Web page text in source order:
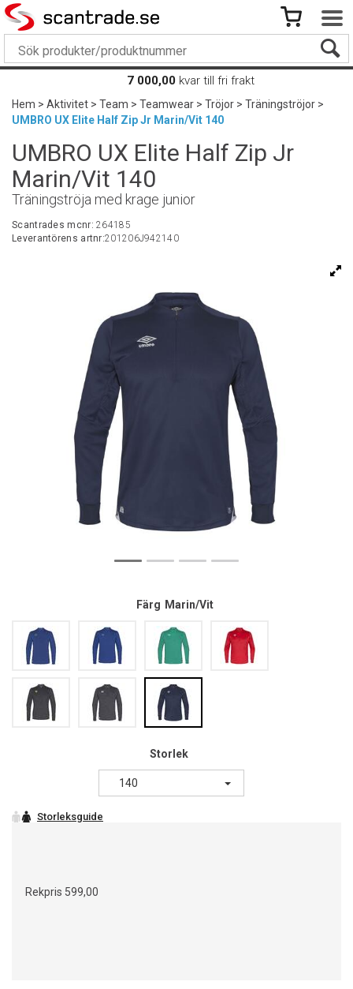
7 000,00 kvar till fri frakt
Hem>Aktivitet>Team>Teamwear>Tröjor>Träningströjor>
UMBRO UX Elite Half Zip Jr Marin/Vit 140
UMBRO UX Elite Half Zip Jr
Marin/Vit 140
Träningströja med krage junior
Scantrades mcnr:264185
Leverantörens artnr:201206J942140
Färg Marin/Vit
Storlek
140
Rekpris 599,00